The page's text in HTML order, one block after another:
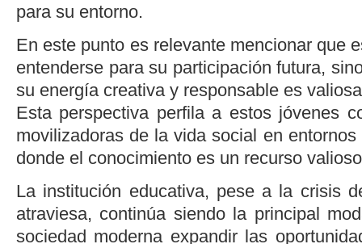
para su entorno.
En este punto es relevante mencionar que
entenderse para su participación futura,
su energía creativa y responsable es
Esta perspectiva perfila a estos jóvenes
movilizadoras de la vida social en
donde el conocimiento es un recurso
La institución educativa, pese a la crisis
atraviesa, continúa siendo la principal
sociedad moderna expandir las